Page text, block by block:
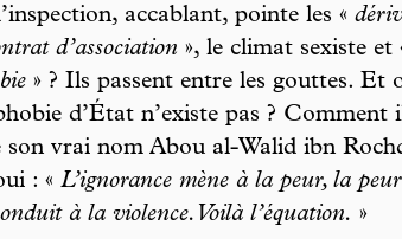
accablant, pointe les «
d’association », le climat sexiste et
» ? Ils passent entre les gouttes. Et
d’État n’existe pas ? Comment
son vrai nom Abou al-Walid ibn
: « L’ignorance mène à la peur, la
à la violence. Voilà l’équation. »